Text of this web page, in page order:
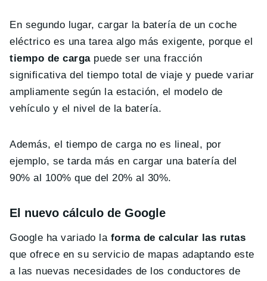
En segundo lugar, cargar la batería de un coche
eléctrico es una tarea algo más exigente, porque el
tiempo de cargapuede ser una fracción
significativa del tiempo total de viaje y puede variar
ampliamente según la estación, el modelo de
vehículo y el nivel de la batería.
Además, el tiempo de carga no es lineal, por
ejemplo, se tarda más en cargar una batería del
90% al 100% que del 20% al 30%.
El nuevo cálculo de Google
Google ha variado la forma de calcular las rutas
que ofrece en su servicio de mapas adaptando este
a las nuevas necesidades de los conductores de